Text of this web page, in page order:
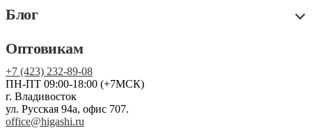
Блог
Оптовикам
+7 (423) 232-89-08
ПН-ПТ 09:00-18:00 (+7МСК)
г. Владивосток
ул. Русская 94а, офис 707.
office@higashi.ru